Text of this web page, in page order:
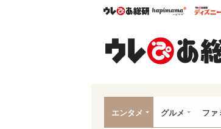
ウレぴあ総研ハピマ
エンタメ グルメ ファ